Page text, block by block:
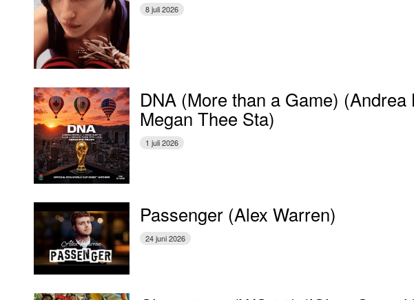
8 juli 2026
DNA (More than a Game)
Megan Thee Sta)
1 juli 2026
Passenger (Alex Warren)
24 juni 2026